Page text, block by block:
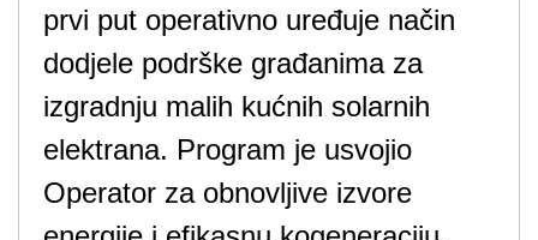
prvi put operativno uređuje način
dodjele podrške građanima za
izgradnju malih kućnih solarnih
elektrana. Program je usvojio
Operator za obnovljive izvore